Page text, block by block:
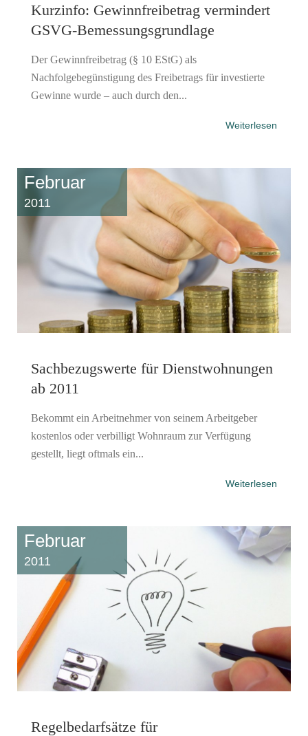
Kurzinfo: Gewinnfreibetrag vermindert
GSVG-Bemessungsgrundlage
Der Gewinnfreibetrag (§ 10 EStG) als
Nachfolgebegünstigung des Freibetrags für investierte
Gewinne wurde – auch durch den...
Weiterlesen
Februar
2011
Sachbezugswerte für Dienstwohnungen
ab 2011
Bekommt ein Arbeitnehmer von seinem Arbeitgeber
kostenlos oder verbilligt Wohnraum zur Verfügung
gestellt, liegt oftmals ein...
Weiterlesen
Februar
2011
Regelbedarfsätze für